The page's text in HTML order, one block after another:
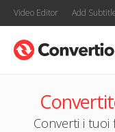
Video Editor Add
Converti i